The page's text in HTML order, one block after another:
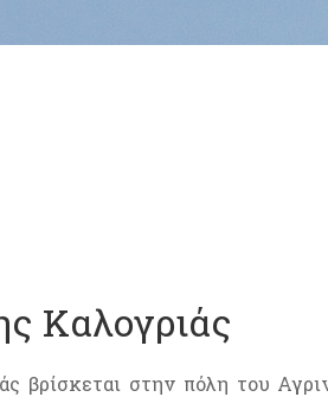
Καλογριάς
βρίσκεται στην πόλη του